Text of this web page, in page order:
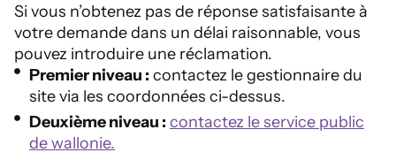
Si vous n’obtenez pas de réponse satisfaisante à
votre demande dans un délai raisonnable, vous
pouvez introduire une réclamation.
Premier niveau : contactez le gestionnaire du
site via les coordonnées ci-dessus.
Deuxième niveau : contactez le service public
de wallonie.